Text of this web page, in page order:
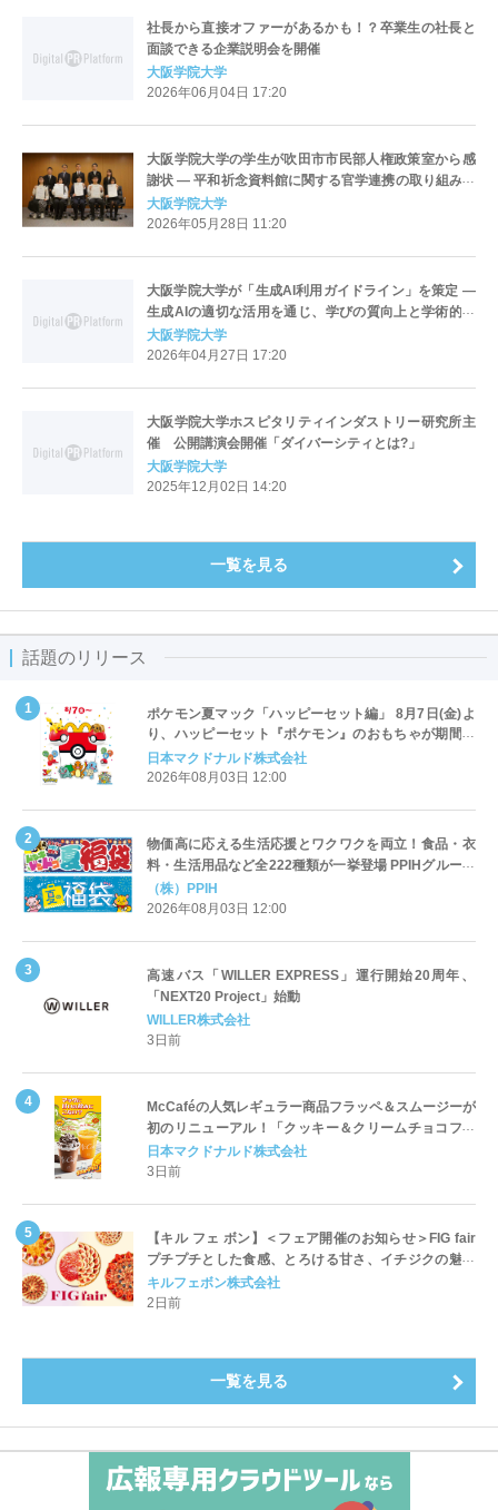
社長から直接オファーがあるかも！？卒業生の社長と
面談できる企業説明会を開催
大阪学院大学
2026年06月04日 17:20
大阪学院大学の学生が吹田市市民部人権政策室から感
謝状 ― 平和祈念資料館に関する官学連携の取り組みが
評価
大阪学院大学
2026年05月28日 11:20
大阪学院大学が「生成AI利用ガイドライン」を策定 ―
生成AIの適切な活用を通じ、学びの質向上と学術的誠
実性の確保をめざす
大阪学院大学
2026年04月27日 17:20
大阪学院大学ホスピタリティインダストリー研究所主
催 公開講演会開催「ダイバーシティとは?」
大阪学院大学
2025年12月02日 14:20
一覧を見る
話題のリリース
ポケモン夏マック「ハッピーセット編」 8月7日(金)よ
り、ハッピーセット『ポケモン』のおもちゃが期間限
定登場
日本マクドナルド株式会社
2026年08月03日 12:00
物価高に応える生活応援とワクワクを両立！食品・衣
料・生活用品など全222種類が一挙登場 PPIHグループ
「夏福袋」＆セール 8月6日(木)より順次スタート
（株）PPIH
2026年08月03日 12:00
高速バス「WILLER EXPRESS」運行開始20周年、
「NEXT20 Project」始動
WILLER株式会社
3日前
McCaféの人気レギュラー商品フラッペ＆スムージーが
初のリニューアル！「クッキー＆クリームチョコフラ
ッペ」「マンゴースムージー」8月5日（水）から販売
開始
日本マクドナルド株式会社
3日前
【キル フェ ボン】＜フェア開催のお知らせ＞FIG fair
プチプチとした食感、とろける甘さ、イチジクの魅力
をたっぷりと。新作を含め、イチジク尽くしの全4種が
登場8月20日（木）スタート
キルフェボン株式会社
2日前
一覧を見る